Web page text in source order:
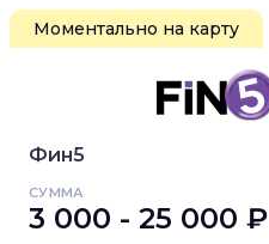
Моментально на карту
Фин5
СУММА
3 000 - 25 000 ₽